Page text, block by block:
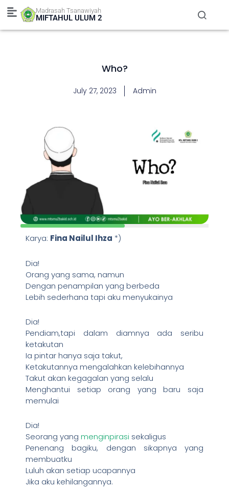
Skip
content
Madrasah Tsanawiyah
MIFTAHUL ULUM 2
Who?
July 27, 2023 Admin
Karya: Fina Nailul Ihza *)
Dia!
Orang yang sama, namun
Dengan penampilan yang berbeda
Lebih sederhana tapi aku menyukainya
Dia!
Pendiam,tapi dalam diamnya ada seribu
ketakutan
Ia pintar hanya saja takut,
Ketakutannya mengalahkan kelebihannya
Takut akan kegagalan yang selalu
Menghantui setiap orang yang baru saja
memulai
Dia!
Seorang yang menginpirasi sekaligus
Penenang bagiku, dengan sikapnya yang
membuatku
Luluh akan setiap ucapannya
Jika aku kehilangannya.